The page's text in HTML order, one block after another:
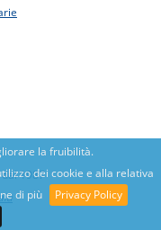
la fruibilità.
dei cookie e alla relativa
di più
Privacy Policy
1987